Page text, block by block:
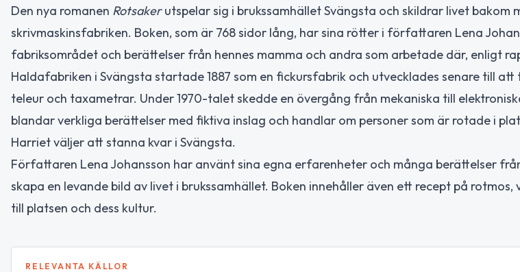
Den nya romanen Rotsakerutspelar sig i brukssamhället Svängsta och skildrar livet bakom
skrivmaskinsfabriken. Boken, som är 768 sidor lång, har sina rötter i författaren Lena
fabriksområdet och berättelser från hennes mamma och andra som arbetade där, enligt
Haldafabriken i Svängsta startade 1887 som en fickursfabrik och utvecklades senare till att
teleur och taxametrar. Under 1970-talet skedde en övergång från mekaniska till
blandar verkliga berättelser med fiktiva inslag och handlar om personer som är rotade i
Harriet väljer att stanna kvar i Svängsta.
Författaren Lena Johansson har använt sina egna erfarenheter och många berättelser
skapa en levande bild av livet i brukssamhället. Boken innehåller även ett recept på rotmos,
till platsen och dess kultur.
RELEVANTA KÄLLOR